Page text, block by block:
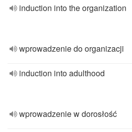
induction into the organization
wprowadzenie do organizacji
induction into adulthood
wprowadzenie w dorosłość